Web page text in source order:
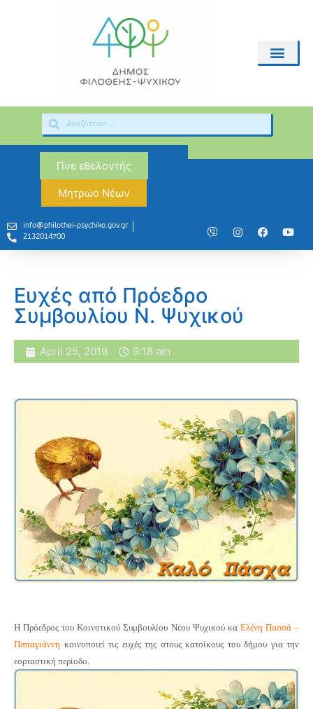
Γίνε εθελοντής
Μητρώο Νέων
info@philothei-psychiko.gov.gr
2132014700
Ευχές από Πρόεδρο
Συμβουλίου Ν. Ψυχικού
April 25, 2019 9:18 am
Η Πρόεδρος του Κοινοτικού Συμβουλίου Νέου Ψυχικού κα Ελένη Πασσά –
Παπαγιάννη κοινοποιεί τις ευχές της στους κατοίκους του δήμου για την
εορταστική περίοδο.